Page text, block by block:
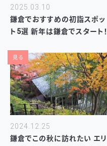
2025.03.10
鎌倉でおすすめの初詣スポッ
ト5選 新年は鎌倉でスタート！
見る
2024.12.25
鎌倉でこの秋に訪れたい エリ